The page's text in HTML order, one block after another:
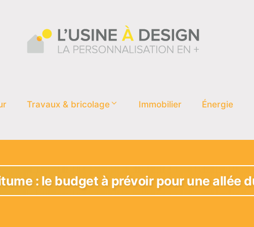
Travaux & bricolage Immobilier Énergie
: le budget à prévoir pour une allée